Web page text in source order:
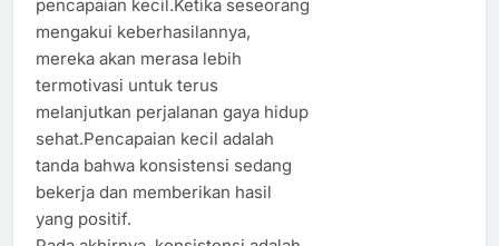
pencapaian kecil.Ketika seseorang
mengakui keberhasilannya,
mereka akan merasa lebih
termotivasi untuk terus
melanjutkan perjalanan gaya hidup
sehat.Pencapaian kecil adalah
tanda bahwa konsistensi sedang
bekerja dan memberikan hasil
yang positif.